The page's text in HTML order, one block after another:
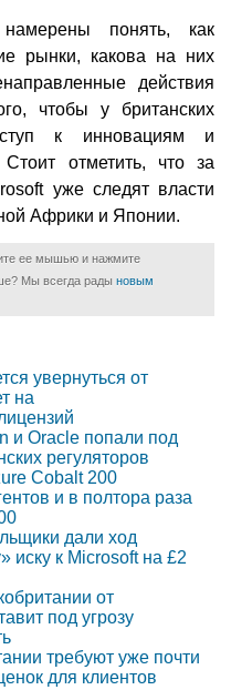
понять, как
рынки, какова на них
действия
чтобы у британских
к инновациям и
отметить, что за
уже следят власти
Африки и Японии.
ее мышью и нажмите
Мы всегда рады новым
увернуться от
на
и Oracle попали под
регуляторов
Cobalt 200
и в полтора раза
дали ход
иску к Microsoft на £2
от
под угрозу
требуют уже почти
для клиентов